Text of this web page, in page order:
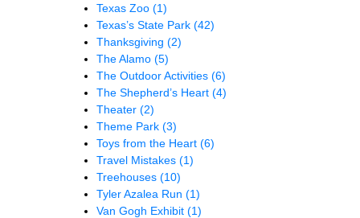
Texas Zoo (1)
Texas’s State Park (42)
Thanksgiving (2)
The Alamo (5)
The Outdoor Activities (6)
The Shepherd’s Heart (4)
Theater (2)
Theme Park (3)
Toys from the Heart (6)
Travel Mistakes (1)
Treehouses (10)
Tyler Azalea Run (1)
Van Gogh Exhibit (1)